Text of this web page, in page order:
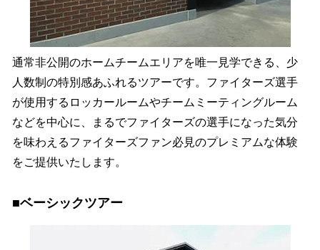
通常非公開のホームチームエリアを唯一見学できる、少
人数制の特別感あふれるツアーです。ファイターズ選手
が使用するロッカールームやチームミーティングルーム
などを中心に、まるでファイターズの選手になった気分
を味わえるファイターズファン必見のプレミアムな体験
をご提供いたします。
■ベーシックツアー